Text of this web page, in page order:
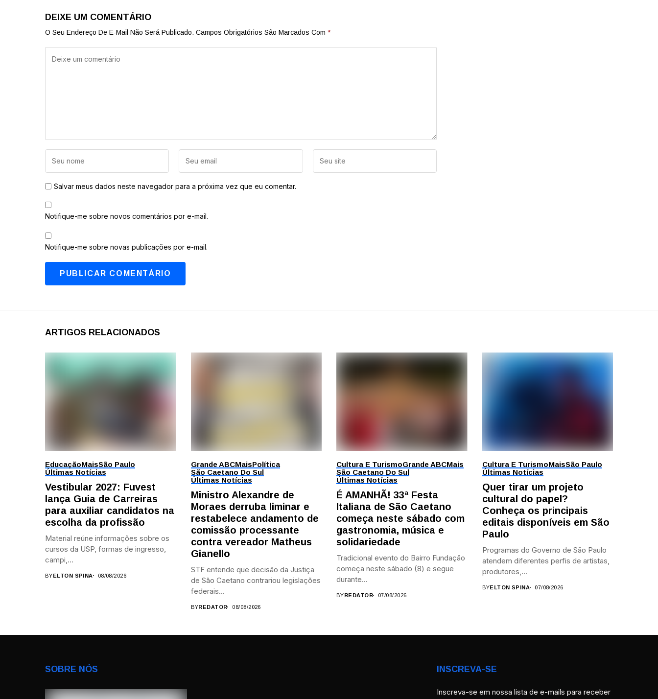
DEIXE UM COMENTÁRIO
O Seu Endereço De E-Mail Não Será Publicado. Campos Obrigatórios São Marcados Com *
Salvar meus dados neste navegador para a próxima vez que eu comentar.
Notifique-me sobre novos comentários por e-mail.
Notifique-me sobre novas publicações por e-mail.
ARTIGOS RELACIONADOS
EducaçãoMaisSão Paulo
Últimas Notícias
Vestibular 2027: Fuvest
lança Guia de Carreiras
para auxiliar candidatos na
escolha da profissão
Material reúne informações sobre os
cursos da USP, formas de ingresso,
campi,...
BYELTON SPINA 08/08/2026
Grande ABCMaisPolítica
São Caetano Do Sul
Últimas Notícias
Ministro Alexandre de
Moraes derruba liminar e
restabelece andamento de
comissão processante
contra vereador Matheus
Gianello
STF entende que decisão da Justiça
de São Caetano contrariou legislações
federais...
BYREDATOR 08/08/2026
Cultura E TurismoGrande ABCMais
São Caetano Do Sul
Últimas Notícias
É AMANHÃ! 33ª Festa
Italiana de São Caetano
começa neste sábado com
gastronomia, música e
solidariedade
Tradicional evento do Bairro Fundação
começa neste sábado (8) e segue
durante...
BYREDATOR 07/08/2026
Cultura E TurismoMaisSão Paulo
Últimas Notícias
Quer tirar um projeto
cultural do papel?
Conheça os principais
editais disponíveis em São
Paulo
Programas do Governo de São Paulo
atendem diferentes perfis de artistas,
produtores,...
BYELTON SPINA 07/08/2026
SOBRE NÓS INSCREVA-SE
Inscreva-se em nossa lista de e-mails para receber